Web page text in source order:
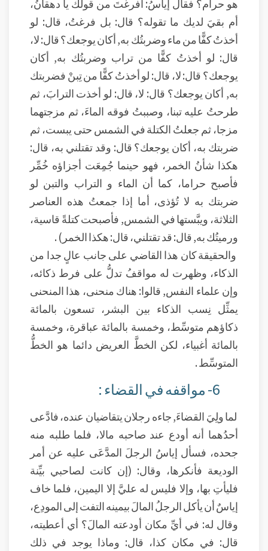
هو حرام؟ فقال إياسُ: أفرغتَ من قولك يا دهقانُ،
أم بقيَ لديك ما تقوله؟ قال: بل فرغتُ، قال: لو
أخذتُ كفًّا من ماء وضربتُك به, أكان يوجعك؟ قال: لا،
قال: لو أخذتُ كفًّا من تراب وضربتُك به, أكان
يوجعك؟ قال: لا، قال: لو أخذتُ كفًّا من تِبنْ فضربتك
به, أكان يوجعك؟ قال: لا، قال: لو أخذت الترابَ، ثم
طرحتُ عليه تبنا، وصببتُ فوقه الماءَ، ثم مزجتهما
مزجا، ثم جعلتُ الكتلة في الشمس حتى يبست، ثم
ضربتك به، أكان يوجعك؟ قال: وقد تقتلني به، قال:
هكذا شأنُ الخمر، فهو حينما جُمِعَت أجزاؤه خُمِّر
فأصبح حراما، كما أن الماء و التراب والتبن لو
ضربتك به لا تُؤذى، أما إذا جمعتُ هذه العناصر
الثلاثة، ويبَّستها في الشمس, فأصبحت كتلةً قاسية،
ورميتُك به, قال: قد تقتلني، قال: هكذا الخمر) .
والحقيقة كان هذا القاضي على جانب عالٍ جدا من
الذكاء، وظهرت له مواقفُ تدلُّ على فرط ذكائه،
وإن علماء النفس, قالوا: هناك منحنى، هذا المنحنى
يمثِّل نِسب الذكاء بين البشر، تسعون بالمائة
ذكاؤهم متوسِّط، وخمسة بالمائة عباقرة، وخمسة
بالمائة أغبياء، لكن الخطَّ العريض دائما هو الخطُّ
المتوسِّط .
6- مواقفه في القضاء :
لما ولِيَ القضاءَ, جاءه رجلان يتقاضيان عنده، فادَّعى
أحدُهما أنه أودع عند صاحبه مالا، فلما طلبه منه
جحده، فسأل إياسُ الرجلَ المدَّعَى عليه عن أمر
الوديعة فأنكرها، وقال: (إن كانت لصاحبي بيِّنة
فليأتِ بها، وإلا فليس له عليَّ إلا اليمين، فلما خاف
إياسٌ أن يأكل الرجلُ المالَ بيمينه التفت إلى المودِع،
وقال له: في أيِّ مكان أودعته المالَ؟ أي أعطيته،
قال: في مكان كذا، قال: وماذا يوجد في ذلك